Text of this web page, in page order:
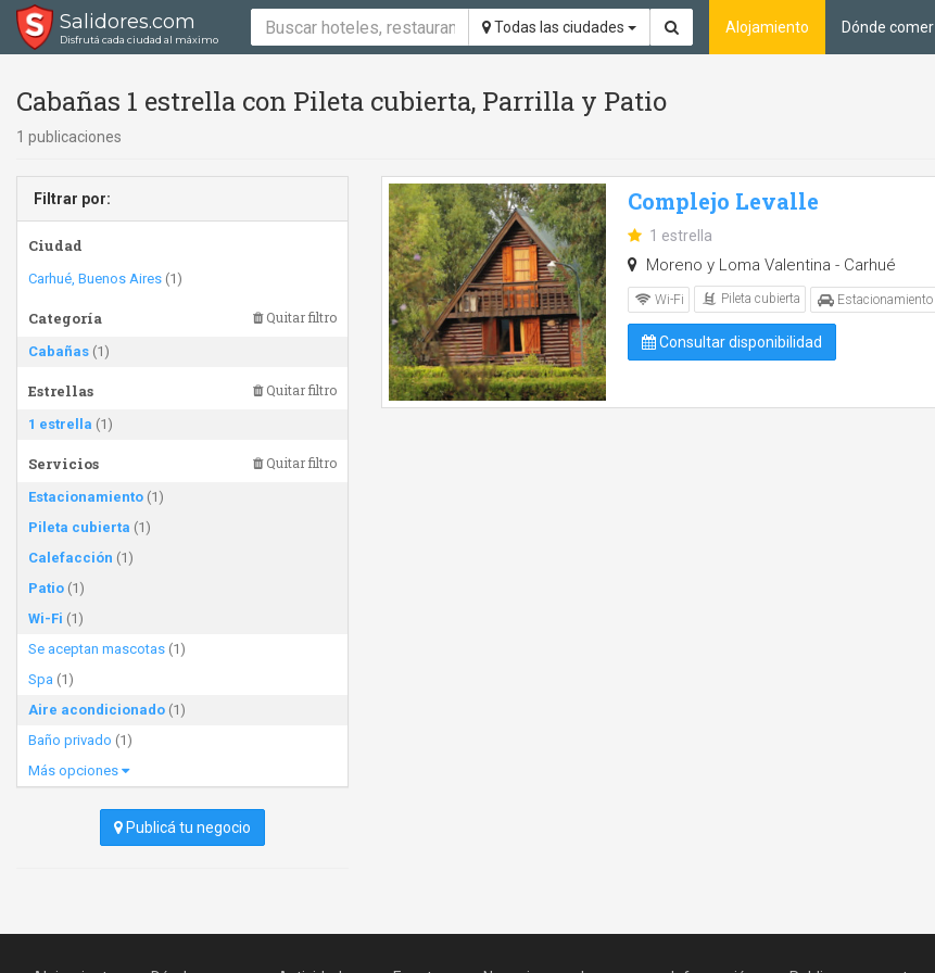
Salidores.com
Disfrutá cada ciudad al máximo
Todas las ciudades Alojamiento Dónde comer
Cabañas 1 estrella con Pileta cubierta, Parrilla y Patio
1 publicaciones
Filtrar por:
Ciudad
Carhué, Buenos Aires (1)
Categoría Quitar filtro
Cabañas (1)
Estrellas Quitar filtro
1 estrella (1)
Servicios Quitar filtro
Estacionamiento (1)
Pileta cubierta (1)
Calefacción (1)
Patio (1)
Wi-Fi (1)
Se aceptan mascotas (1)
Spa (1)
Aire acondicionado (1)
Baño privado (1)
Más opciones
Publicá tu negocio
Complejo Levalle
1 estrella
Moreno y Loma Valentina - Carhué
Wi-Fi Pileta cubierta Estacionamiento
Consultar disponibilidad